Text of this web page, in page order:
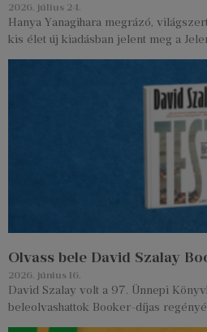
2026. július 24.
Hanya Yanagihara megrázó,
kis élet új kiadásban jelent meg a
Olvass bele David Szalay
2026. június 16.
David Szalay volt a 97. Ünnepi
beleolvashattok Booker-díjas